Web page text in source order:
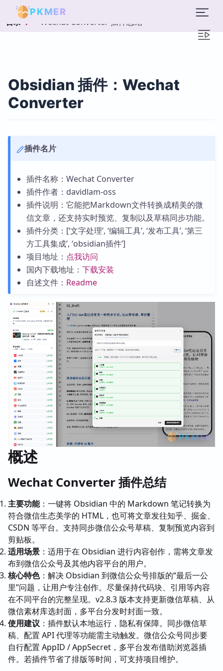
PKMER
目录 Wechat Converter 插件总结
Obsidian 插件：Wechat
Converter
插件名片
插件名称：Wechat Converter
插件作者：davidlam-oss
插件说明：它能把Markdown文件转换成精美的微
信文章，还支持实时预览、复制以及草稿同步功能。
插件分类：[‘文字处理’, ‘编辑工具’, ‘发布工具’, ‘第三
方工具集成’, ‘obsidian插件’]
项目地址： 点我访问
国内下载地址： 下载安装
自述文件： Readme
概述
Wechat Converter 插件总结
主要功能：一键将 Obsidian 中的 Markdown 笔记转换为
符合微信生态美学的 HTML，也可将文章发往知乎、掘金、
CSDN 等平台。支持同步微信公众号草稿、复制预览内容到
剪贴板。
适用场景 ：适用于在 Obsidian 进行内容创作，需将文章发
布到微信公众号及其他内容平台的用户。
核心特色：解决 Obsidian 到微信公众号排版的“最后一公
里”问题，让用户专注创作。尽量保持代码块、引用等内容
在不同平台的完整呈现。v2.8.3 版本支持更新微信草稿、从
微信素材库选封面，多平台分发时封面一致。
使用建议 ：插件默认本地运行，隐私有保障。同步微信草
稿、配置 API 代理等功能需主动触发。微信公众号同步要
自行配置 AppID / AppSecret，多平台发布借助浏览器插
件。若插件节省了排版等时间，可支持项目维护。